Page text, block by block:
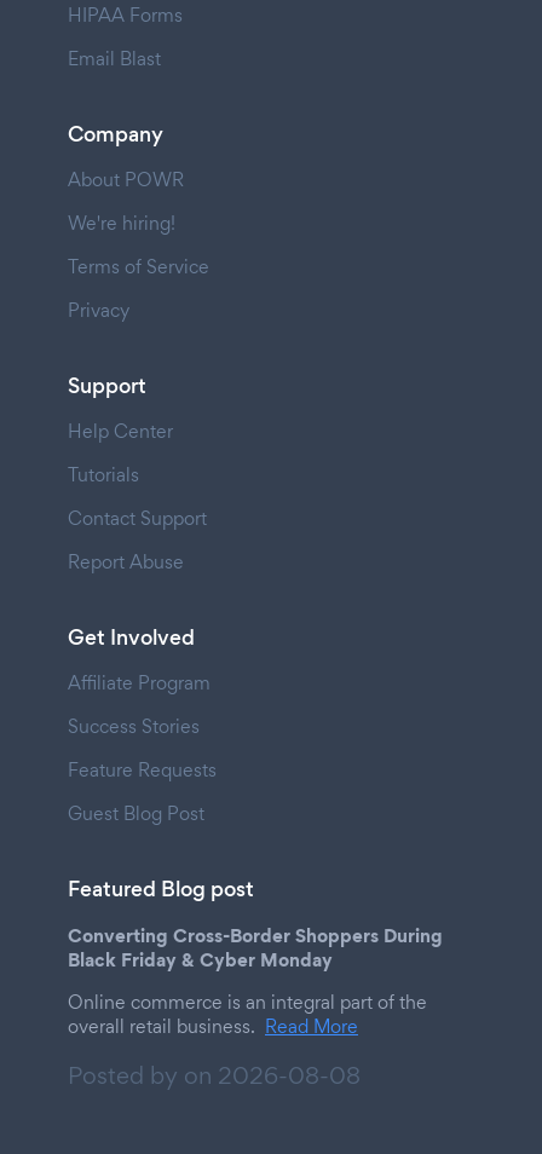
HIPAA Forms
Email Blast
Company
About POWR
We're hiring!
Terms of Service
Privacy
Support
Help Center
Tutorials
Contact Support
Report Abuse
Get Involved
Affiliate Program
Success Stories
Feature Requests
Guest Blog Post
Featured Blog post
Converting Cross-Border Shoppers During
Black Friday & Cyber Monday
Online commerce is an integral part of the
overall retail business. Read More
Posted by on 2026-08-08